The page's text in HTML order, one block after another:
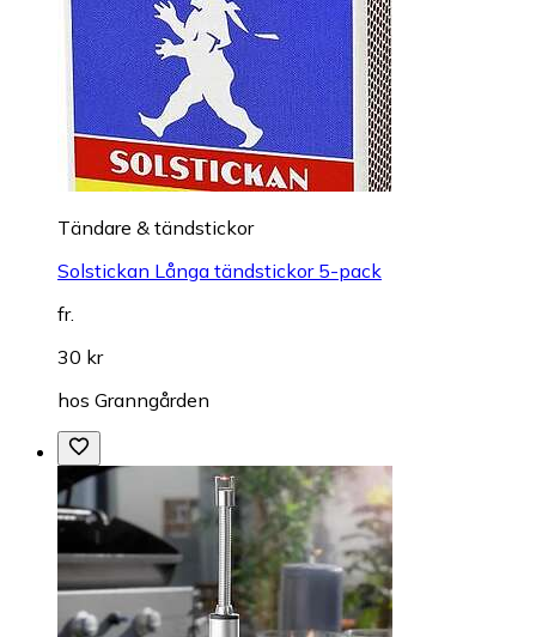
Tändare & tändstickor
Solstickan Långa tändstickor 5-pack
fr.
30 kr
hos Granngården